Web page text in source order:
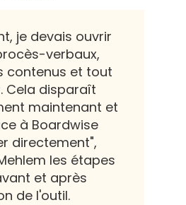
je devais ouvrir
verbaux,
contenus et tout
Cela disparaît
maintenant et
à Boardwise
directement",
les étapes
et après
de l'outil.